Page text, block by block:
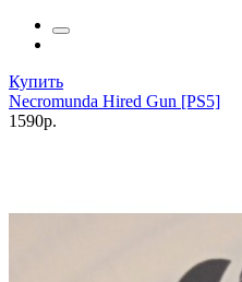
Купить
Necromunda Hired Gun [PS5]
1590р.